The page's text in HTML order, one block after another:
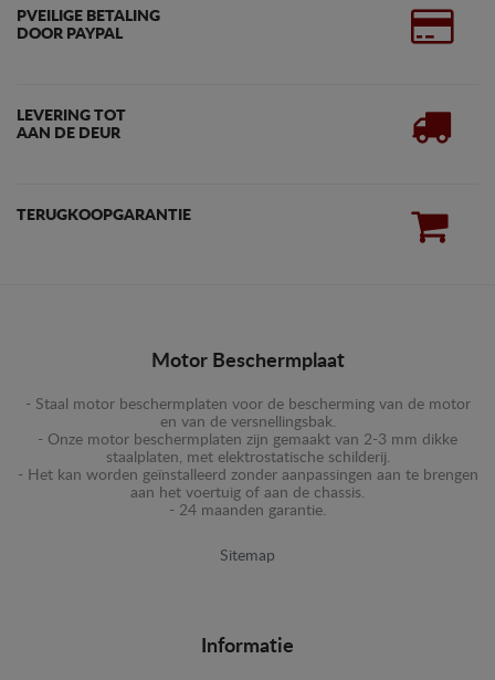
PVEILIGE BETALING
DOOR PAYPAL
LEVERING TOT
AAN DE DEUR
TERUGKOOPGARANTIE
Motor Beschermplaat
- Staal motor beschermplaten voor de bescherming van de motor
en van de versnellingsbak.
- Onze motor beschermplaten zijn gemaakt van 2-3 mm dikke
staalplaten, met elektrostatische schilderij.
- Het kan worden geïnstalleerd zonder aanpassingen aan te brengen
aan het voertuig of aan de chassis.
- 24 maanden garantie.
Sitemap
Informatie